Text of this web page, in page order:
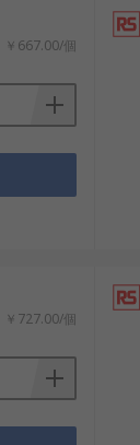
￥667.00/個
￥727.00/個